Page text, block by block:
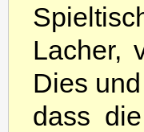
Lacher,
Dies
dass